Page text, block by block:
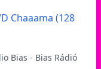
Chaaama (128
Bias - Bias Rádió